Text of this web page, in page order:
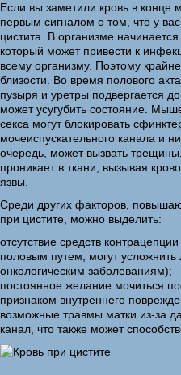
Если вы заметили кровь в конце
первым сигналом о том, что у
цистита. В организме
который может привести к
всему организму. Поэтому
близости. Во время полового
пузыря и уретры подвергается
может усугубить состояние.
секса могут блокировать
мочеиспускательного канала и
очередь, может вызвать
проникает в ткани, вызывая
язвы.
Среди других факторов,
при цистите, можно выделить:
отсутствие средств
половым путем, могут усложнить
онкологическим заболеваниям);
постоянное желание мочиться
признаком внутреннего
возможные травмы матки из-за
канал, что также может